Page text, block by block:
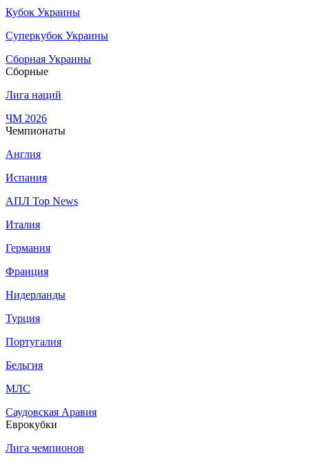
Кубок Украины
Суперкубок Украины
Сборная Украины
Сборные
Лига наций
ЧМ 2026
Чемпионаты
Англия
Испания
АПЛ Top News
Италия
Германия
Франция
Нидерланды
Турция
Португалия
Бельгия
МЛС
Саудовская Аравия
Еврокубки
Лига чемпионов